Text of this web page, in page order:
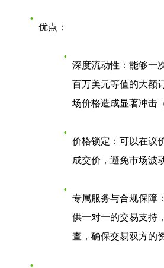
优点 ：
深度流动性 ：能够一
百万美元等值的大额
场价格造成显著冲击
价格锁定 ：可以在议
成交价，避免市场波
专属服务与合规保障
供一对一的交易支持
查，确保交易双方的